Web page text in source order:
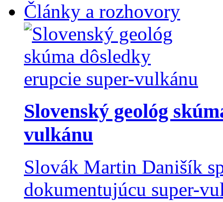
Články a rozhovory
Slovenský geológ
vulkánu
Slovák Martin Danišík
dokumentujúcu super-